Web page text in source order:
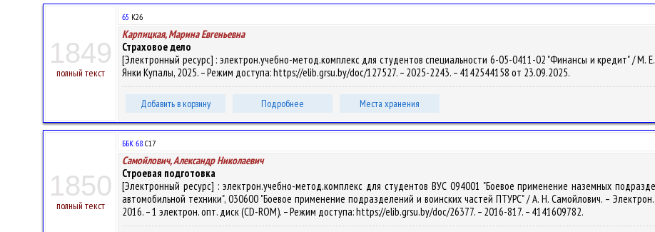
1849
полный текст
65 К26
Карпицкая, Марина Евгеньевна
Страховое дело
[Электронный ресурс] : электрон.учебно-метод.комплекс для студентов специальности 6-05-0411-02 "Финансы и кредит" / М. Е.
Янки Купалы, 2025. – Режим доступа: https://elib.grsu.by/doc/127527. – 2025-2243. – 4142544158 от 23.09.2025.
Добавить в корзину Подробнее Места хранения
1850
полный текст
ББК 68.С17
Самойлович, Александр Николаевич
Строевая подготовка
[Электронный ресурс] : электрон.учебно-метод.комплекс для студентов ВУС 094001 "Боевое применение наземных
автомобильной техники", 030600 "Боевое применение подразделений и воинских частей ПТУРС" / А. Н. Самойлович. –
2016. – 1 электрон. опт. диск (CD-ROM). – Режим доступа: https://elib.grsu.by/doc/26377. – 2016-817. – 4141609782.